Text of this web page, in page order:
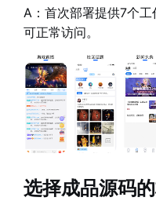
A：首次部署提供7个
可正常访问。
选择成品源码